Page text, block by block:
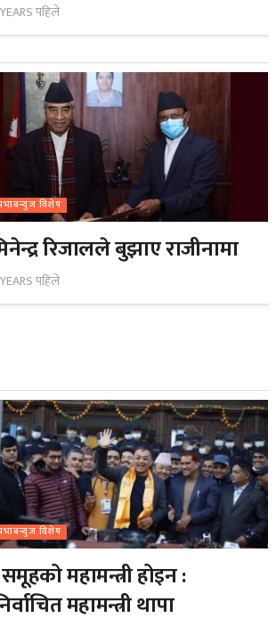
पहिले
विशेष
रिजालले बुझाए राजीनामा
पहिले
विशेष
महामन्त्री होइन :
महामन्त्री थापा